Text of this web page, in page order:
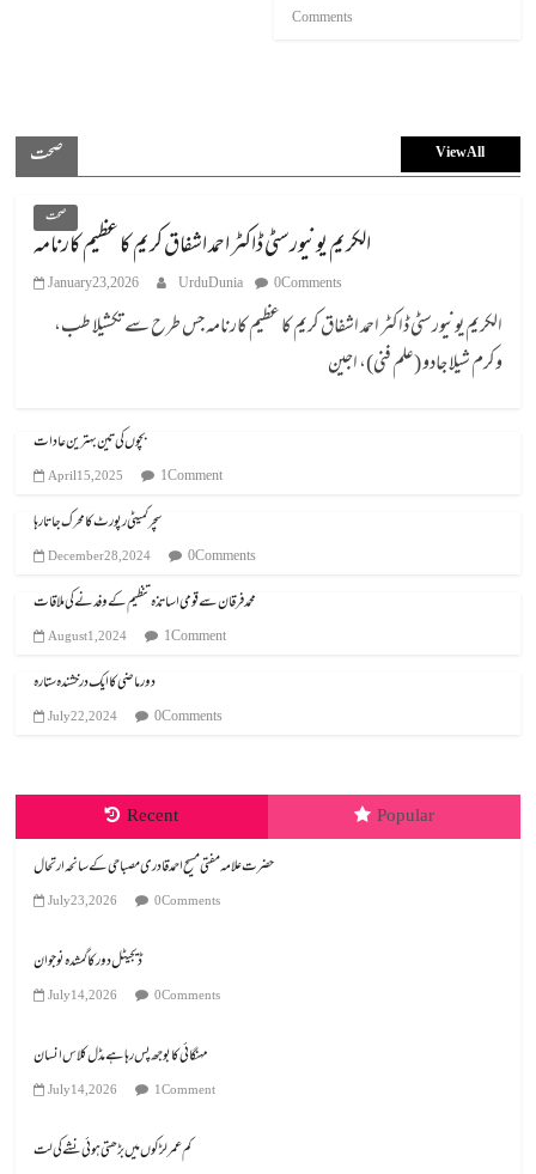
Comments
صحت View All
صحت
الکریم یونیورسٹی ڈاکٹر احمد اشفاق کریم کا عظیم کارنامہ
January 23, 2026 UrduDunia 0 Comments
الکریم یونیورسٹی ڈاکٹر احمد اشفاق کریم کا عظیم کارنامہ جس طرح سے تکشیلا طب،
وکرم شیلا جادو (علم فنی)، اجین
بچوں کی تین بہترین عادات
April 15, 2025 1 Comment
سچر کمیٹی رپورٹ کا محرک جاتا رہا
December 28, 2024 0 Comments
محمد فرقان سے قومی اساتذہ تنظیم کے وفد نے کی ملاقات
August 1, 2024 1 Comment
دور ماضی کا ایک درخشندہ ستارہ
July 22, 2024 0 Comments
Recent Popular
July 23, 2026 0 Comments
ڈیجیٹل دور کا گمشدہ نوجوان
July 14, 2026 0 Comments
مہنگائی کا بوجھ پس رہا ہے مڈل کلاس انسان
July 14, 2026 1 Comment
کم عمر لڑکوں میں بڑھتی ہوئی نشے کی لت